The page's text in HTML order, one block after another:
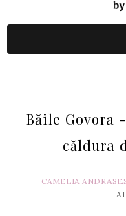
Băile Govora
căldura
CAMELIA